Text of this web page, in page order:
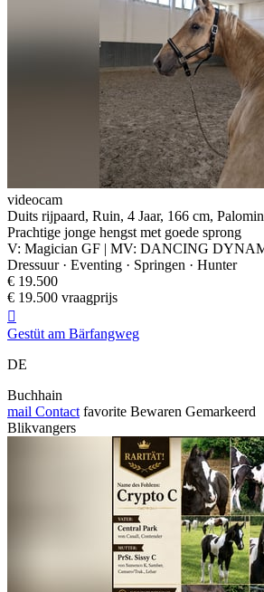
videocam
Duits rijpaard, Ruin, 4 Jaar, 166 cm,
Prachtige jonge hengst met goede sprong
V: Magician GF | MV: DANCING
Dressuur · Eventing · Springen · Hunter
€ 19.500
€ 19.500 vraagprijs

Gestüt am Bärfangweg
DE
Buchhain
mail Contact favorite Bewaren Gemarkeerd
Blikvangers